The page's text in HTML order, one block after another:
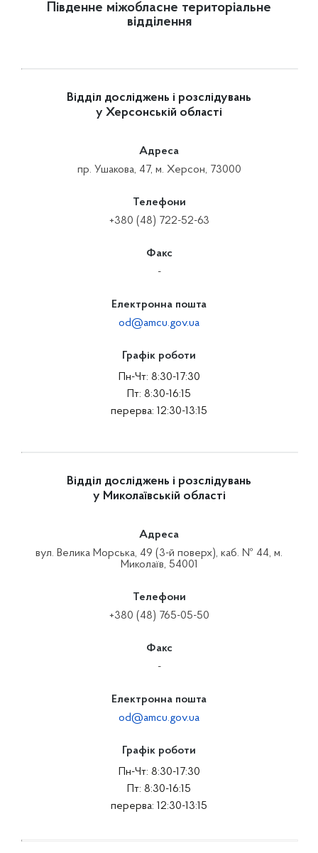
Південне міжобласне територіальне
відділення
Відділ досліджень і розслідувань
у Херсонській області
Адреса
пр. Ушакова, 47, м. Херсон, 73000
Телефони
+380 (48) 722-52-63
Факс
-
Електронна пошта
od@amcu.gov.ua
Графік роботи
Пн-Чт: 8:30-17:30
Пт: 8:30-16:15
перерва: 12:30-13:15
Відділ досліджень і розслідувань
у Миколаївській області
Адреса
вул. Велика Морська, 49 (3-й поверх), каб. № 44, м.
Миколаїв, 54001
Телефони
+380 (48) 765-05-50
Факс
-
Електронна пошта
od@amcu.gov.ua
Графік роботи
Пн-Чт: 8:30-17:30
Пт: 8:30-16:15
перерва: 12:30-13:15